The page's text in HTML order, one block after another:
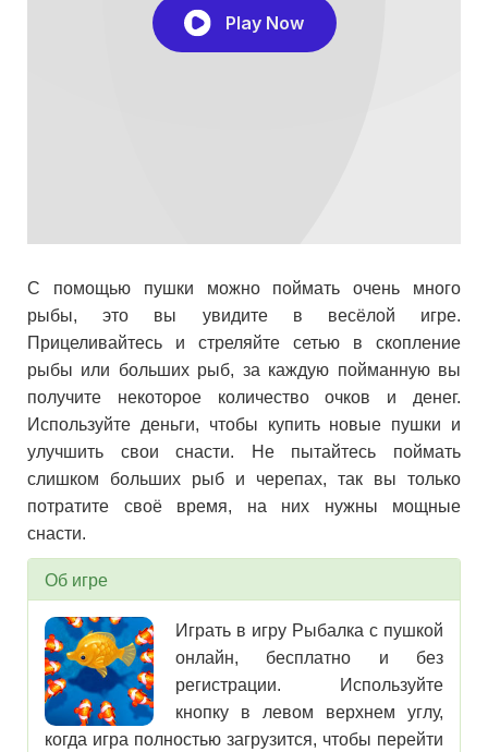
С помощью пушки можно поймать очень много
рыбы, это вы увидите в весёлой игре.
Прицеливайтесь и стреляйте сетью в скопление
рыбы или больших рыб, за каждую пойманную вы
получите некоторое количество очков и денег.
Используйте деньги, чтобы купить новые пушки и
улучшить свои снасти. Не пытайтесь поймать
слишком больших рыб и черепах, так вы только
потратите своё время, на них нужны мощные
снасти.
Об игре
Играть в игру Рыбалка с пушкой
онлайн, бесплатно и без
регистрации. Используйте
кнопку в левом верхнем углу,
когда игра полностью загрузится, чтобы перейти